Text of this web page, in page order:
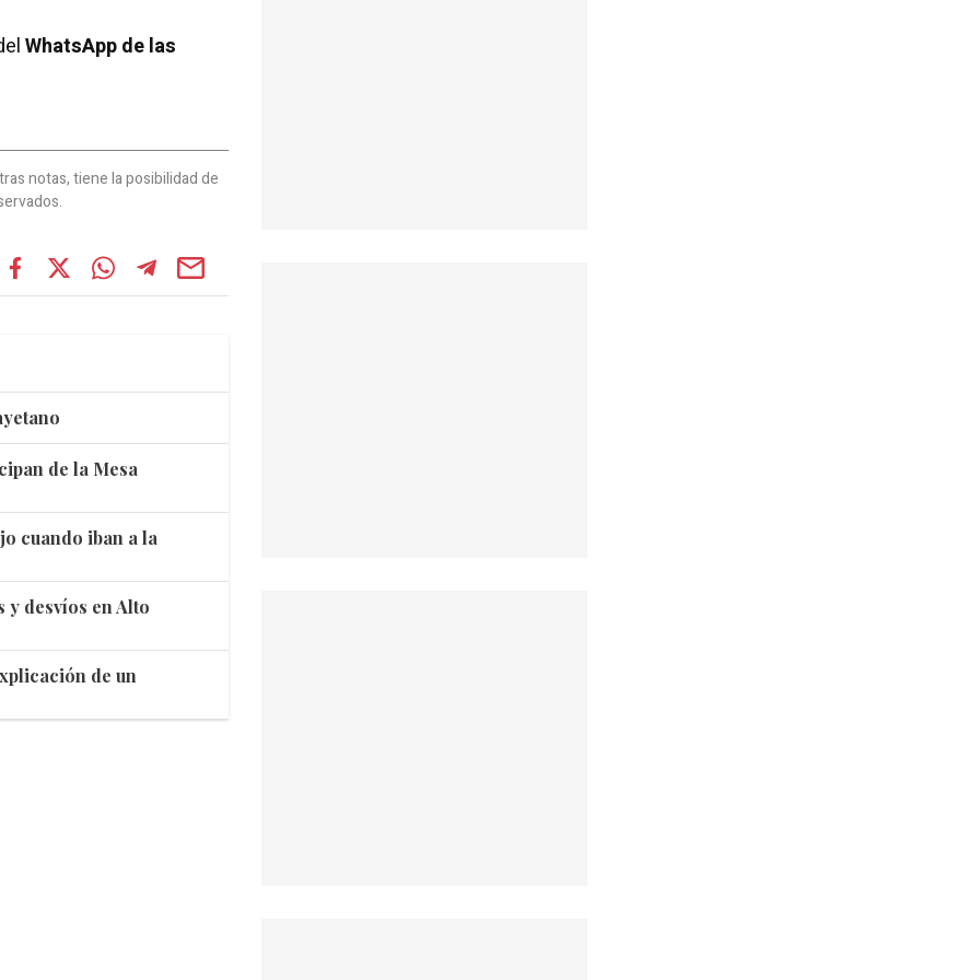
WhatsApp de las
notas, tiene la posibilidad de
de la Mesa
cuando iban a la
desvíos en Alto
de un